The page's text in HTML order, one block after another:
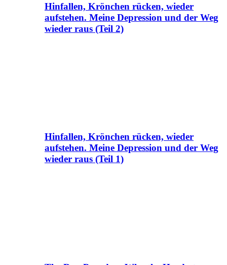
Hinfallen, Krönchen rücken, wieder
aufstehen. Meine Depression und der Weg
wieder raus (Teil 2)
Hinfallen, Krönchen rücken, wieder
aufstehen. Meine Depression und der Weg
wieder raus (Teil 1)